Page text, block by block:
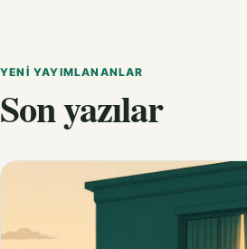
YENI YAYIMLANANLAR
Son yazılar